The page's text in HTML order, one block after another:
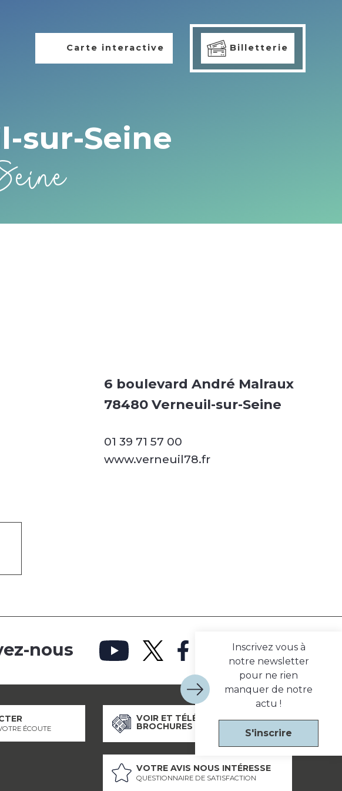
Carte interactive Billetterie
sur-Seine
6 boulevard André Malraux
78480 Verneuil-sur-Seine
01 39 71 57 00
www.verneuil78.fr
Inscrivez vous à
notre newsletter
pour ne rien
manquer de notre
actu !
S'inscrire
nous
ÉCOUTE
VOIR ET TÉLÉCHARGER NOS
BROCHURES
VOTRE AVIS NOUS INTÉRESSE
QUESTIONNAIRE DE SATISFACTION